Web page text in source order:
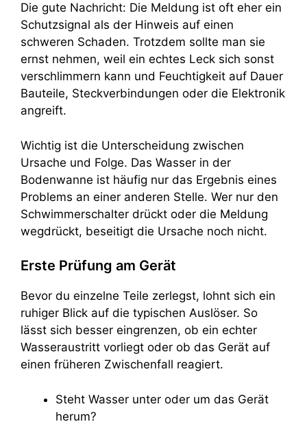
Die gute Nachricht: Die Meldung ist oft eher ein
Schutzsignal als der Hinweis auf einen
schweren Schaden. Trotzdem sollte man sie
ernst nehmen, weil ein echtes Leck sich sonst
verschlimmern kann und Feuchtigkeit auf Dauer
Bauteile, Steckverbindungen oder die Elektronik
angreift.
Wichtig ist die Unterscheidung zwischen
Ursache und Folge. Das Wasser in der
Bodenwanne ist häufig nur das Ergebnis eines
Problems an einer anderen Stelle. Wer nur den
Schwimmerschalter drückt oder die Meldung
wegdrückt, beseitigt die Ursache noch nicht.
Erste Prüfung am Gerät
Bevor du einzelne Teile zerlegst, lohnt sich ein
ruhiger Blick auf die typischen Auslöser. So
lässt sich besser eingrenzen, ob ein echter
Wasseraustritt vorliegt oder ob das Gerät auf
einen früheren Zwischenfall reagiert.
Steht Wasser unter oder um das Gerät
herum?